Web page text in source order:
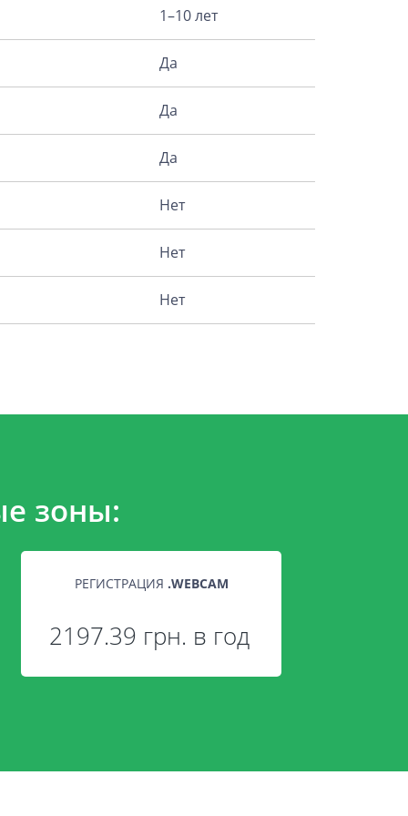
1–10 лет
Да
Да
Да
Нет
Нет
Нет
зоны:
РЕГИСТРАЦИЯ .WEBCAM
2197.39 грн. в год